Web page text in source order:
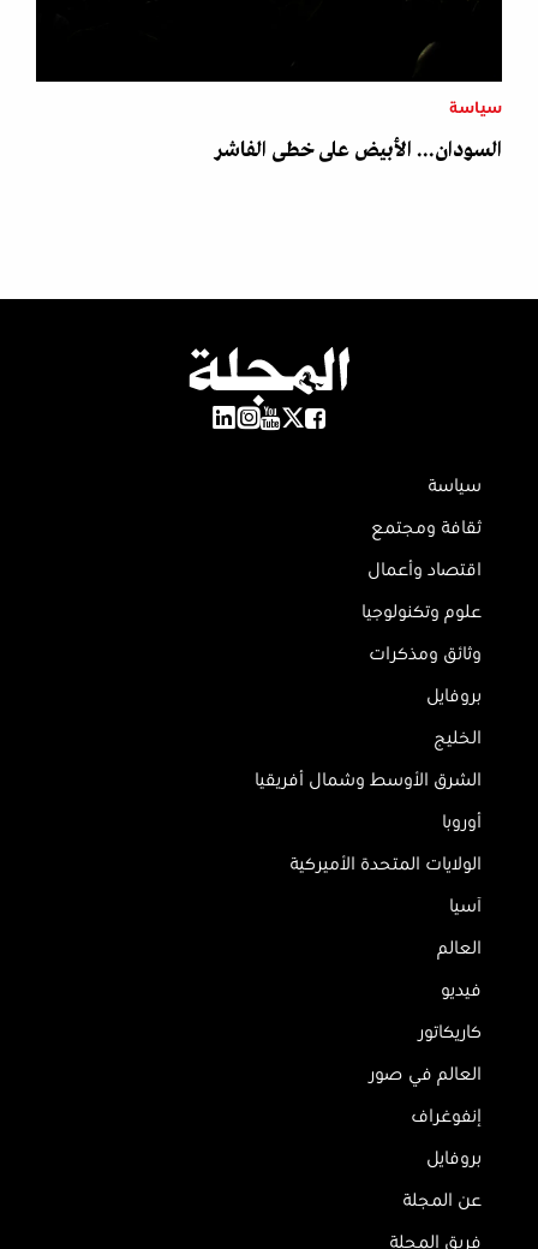
سياسة
السودان... الأبيض على خطى الفاشر
سياسة
ثقافة ومجتمع
اقتصاد وأعمال
علوم وتكنولوجيا
وثائق ومذكرات
بروفايل
الخليج
الشرق الأوسط وشمال أفريقيا
أوروبا
الولايات المتحدة الأميركية
آسيا
العالم
فيديو
كاريكاتور
العالم في صور
إنفوغراف
بروفايل
عن المجلة
فريق المجلة